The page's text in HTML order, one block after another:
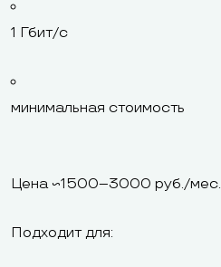
1 Гбит/с
минимальная стоимость
Цена ~1500–3000 руб./мес.
Подходит для: